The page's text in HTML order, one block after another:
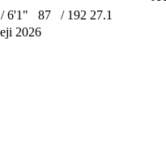
/ 6'1" 87 / 192 27.1